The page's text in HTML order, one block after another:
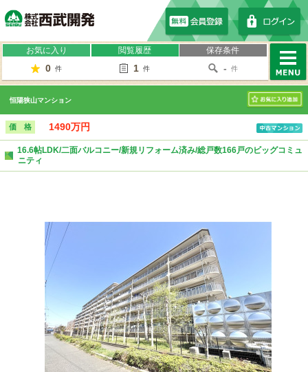
お気に入り
0 件
閲覧履歴
1 件
保存条件
- 件
MENU
恒陽狭山マンション
お気に入り
価 格 1490万円
16.6帖LDK/二面バルコニー/新規リフォーム済み/総戸数166戸のビッグコミュ
ニティ